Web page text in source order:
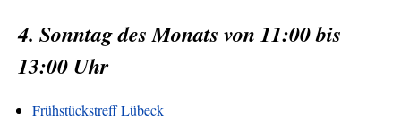
4. Sonntag des Monats von 11:00 bis
13:00 Uhr
Frühstückstreff Lübeck